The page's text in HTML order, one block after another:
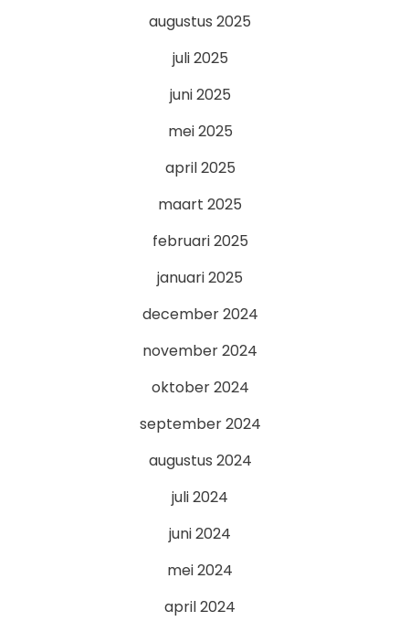
augustus 2025
juli 2025
juni 2025
mei 2025
april 2025
maart 2025
februari 2025
januari 2025
december 2024
november 2024
oktober 2024
september 2024
augustus 2024
juli 2024
juni 2024
mei 2024
april 2024